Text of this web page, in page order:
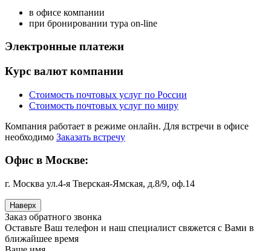
в офисе компании
при бронировании тура on-line
Электронные платежи
Курс валют компании
Стоимость почтовых услуг по России
Стоимость почтовых услуг по миру
Компания работает в режиме онлайн. Для встречи в офисе
необходимо Заказать встречу
Офис в Москве:
г. Москва ул.4-я Тверская-Ямская, д.8/9, оф.14
Наверх
Заказ обратного звонка
Оставьте Ваш телефон и наш специалист свяжется с Вами в
ближайшее время